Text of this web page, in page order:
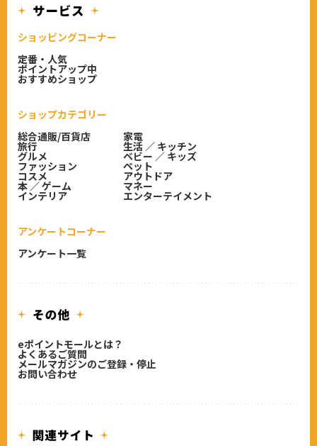
ショッピングコーナー
定番・人気
ポイントアップ中
おすすめショップ
アンケートコーナー
アンケート一覧
ショップカテゴリー
総合通販/百貨店
旅行
グルメ
ファッション
コスメ
本 ／ ゲーム
インテリア
家電
生活 ／ キッチン
ベビー ／ キッズ
ペット
アウトドア
マネー
エンターテイメント
eポイントモールとは？
よくあるご質問
メールマガジンのご登録・停止
お問い合わせ